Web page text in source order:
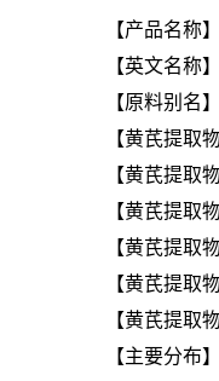
【产品名称
【英文名称
【原料别名
【黄芪提取
【黄芪提取
【黄芪提取
【黄芪提取
【黄芪提取
【黄芪提取
【主要分布